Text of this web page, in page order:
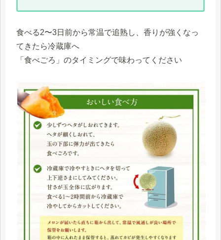
食べる2〜3日前から常温で追熟し、香りが強くなっ
てきたら冷蔵庫へ
「食べごろ」のタイミングで味わってください